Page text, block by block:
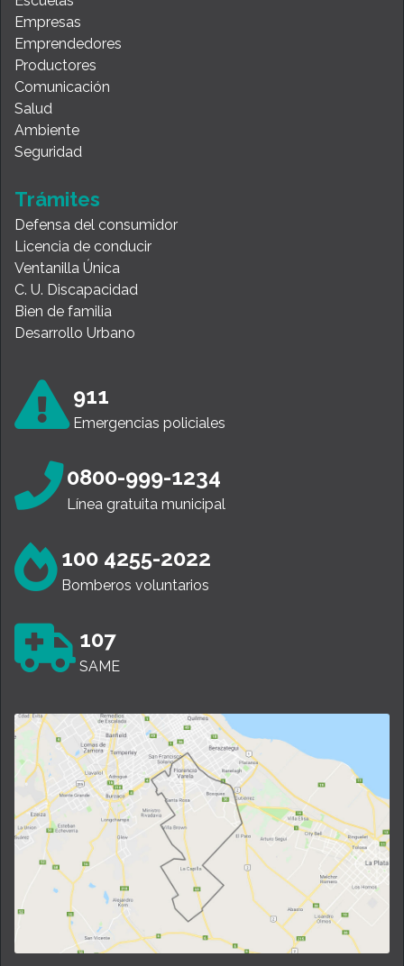
Empresas
Emprendedores
Productores
Comunicación
Salud
Ambiente
Seguridad
Trámites
Defensa del consumidor
Licencia de conducir
Ventanilla Única
C. U. Discapacidad
Bien de familia
Desarrollo Urbano
911
Emergencias policiales
0800-999-1234
Línea gratuita municipal
100 4255-2022
Bomberos voluntarios
107
SAME